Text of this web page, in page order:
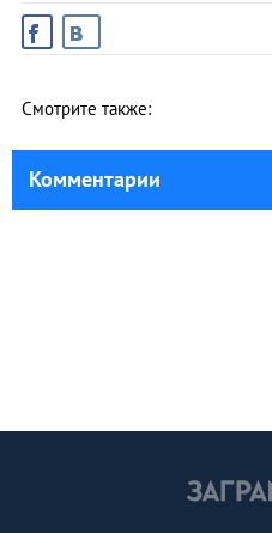
Смотрите также:
Комментарии